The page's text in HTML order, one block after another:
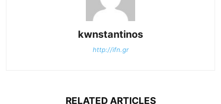
kwnstantinos
http://ifn.gr
RELATED ARTICLES